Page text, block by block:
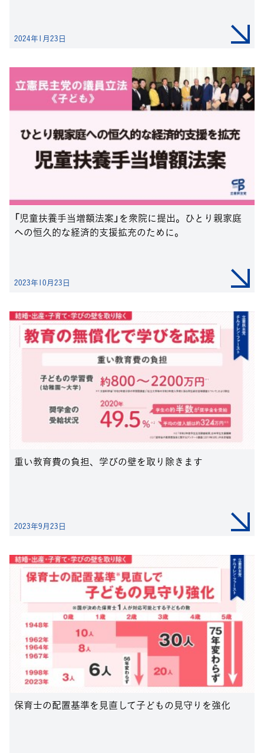
2024年1月23日
「児童扶養手当増額法案」を衆院に提出。ひとり親家庭
への恒久的な経済的支援拡充のために。
2023年10月23日
重い教育費の負担、学びの壁を取り除きます
2023年9月23日
保育士の配置基準を見直して子どもの見守りを強化